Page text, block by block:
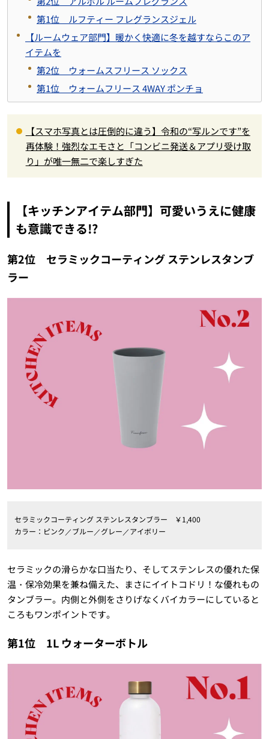
第1位 ルフティー フレグランスジェル
【ルームウェア部門】暖かく快適に冬を越すならこのア
イテムを
第2位 ウォームスフリース ソックス
第1位 ウォームフリース 4WAY ポンチョ
【スマホ写真とは圧倒的に違う】令和の“写ルンです”を
再体験！強烈なエモさと「コンビニ発送＆アプリ受け取
り」が唯一無二で楽しすぎた
【キッチンアイテム部門】可愛いうえに健康
も意識できる!?
第2位 セラミックコーティング ステンレスタンブ
ラー
セラミックコーティング ステンレスタンブラー ￥1,400
カラー：ピンク／ブルー／グレー／アイボリー
セラミックの滑らかな口当たり、そしてステンレスの優れた保
温・保冷効果を兼ね備えた、まさにイイトコドリ！な優れもの
タンブラー。内側と外側をさりげなくバイカラーにしていると
ころもワンポイントです。
第1位 1L ウォーターボトル